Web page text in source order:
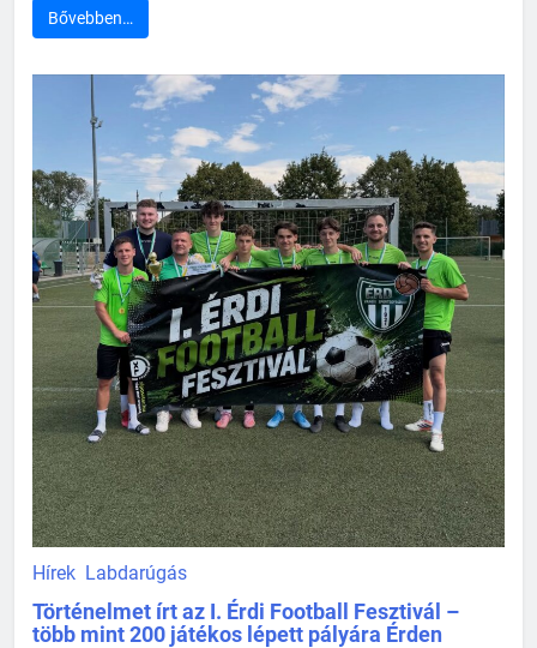
Bővebben…
Hírek Labdarúgás
Történelmet írt az I. Érdi Football Fesztivál –
több mint 200 játékos lépett pályára Érden